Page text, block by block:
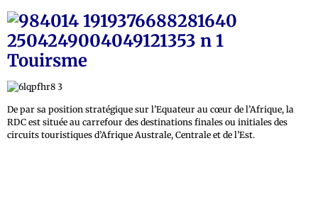
Touirsme
De par sa position stratégique sur l’Equateur au cœur de l’Afrique, la
RDC est située au carrefour des destinations finales ou initiales des
circuits touristiques d’Afrique Australe, Centrale et de l’Est.